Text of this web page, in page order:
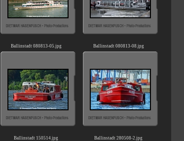
Ballinstadt 080813-05.jpg Ballinstadt 080813-08.jpg
Ballinstadt 150514.jpg Ballinstadt 280508-2.jpg